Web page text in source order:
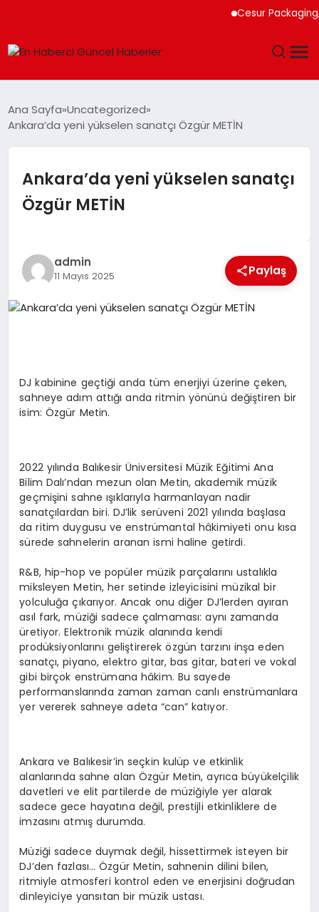
Cesur Packaging,
SAĞLIK
TEKNOLOJI
DÜNYA
SIYASET
Ana Sayfa Uncategorized
Ankara’da yeni yükselen sanatçı Özgür METİN
Ankara’da yeni yükselen sanatçı
Özgür METİN
admin
11 Mayıs 2025 Paylaş
DJ kabinine geçtiği anda tüm enerjiyi üzerine çeken,
sahneye adım attığı anda ritmin yönünü değiştiren bir
isim: Özgür Metin.
2022 yılında Balıkesir Üniversitesi Müzik Eğitimi Ana
Bilim Dalı’ndan mezun olan Metin, akademik müzik
geçmişini sahne ışıklarıyla harmanlayan nadir
sanatçılardan biri. DJ’lik serüveni 2021 yılında başlasa
da ritim duygusu ve enstrümantal hâkimiyeti onu kısa
sürede sahnelerin aranan ismi haline getirdi.
R&B, hip-hop ve popüler müzik parçalarını ustalıkla
miksleyen Metin, her setinde izleyicisini müzikal bir
yolculuğa çıkarıyor. Ancak onu diğer DJ’lerden ayıran
asıl fark, müziği sadece çalmaması: aynı zamanda
üretiyor. Elektronik müzik alanında kendi
prodüksiyonlarını geliştirerek özgün tarzını inşa eden
sanatçı, piyano, elektro gitar, bas gitar, bateri ve vokal
gibi birçok enstrümana hâkim. Bu sayede
performanslarında zaman zaman canlı enstrümanlara
yer vererek sahneye adeta “can” katıyor.
Ankara ve Balıkesir’in seçkin kulüp ve etkinlik
alanlarında sahne alan Özgür Metin, ayrıca büyükelçilik
davetleri ve elit partilerde de müziğiyle yer alarak
sadece gece hayatına değil, prestijli etkinliklere de
imzasını atmış durumda.
Müziği sadece duymak değil, hissettirmek isteyen bir
DJ’den fazlası… Özgür Metin, sahnenin dilini bilen,
ritmiyle atmosferi kontrol eden ve enerjisini doğrudan
dinleyiciye yansıtan bir müzik ustası.